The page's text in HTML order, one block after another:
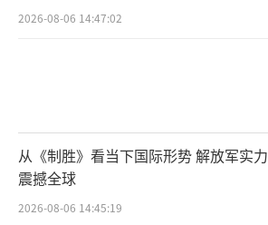
2026-08-06 14:47:02
从《制胜》看当下国际形势 解放军实力
震撼全球
2026-08-06 14:45:19